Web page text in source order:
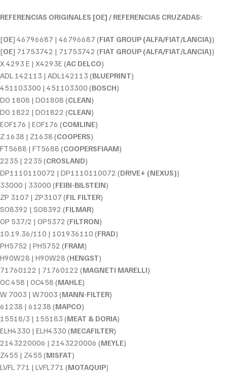
REFERENCIAS ORIGINALES [OE] / REFERENCIAS CRUZADAS:
[OE] 46796687 | 46796687 (FIAT GROUP (ALFA/FIAT/LANCIA))
[OE] 71753742 | 71753742 (FIAT GROUP (ALFA/FIAT/LANCIA))
X 4293 E | X4293E (AC DELCO)
ADL 142113 | ADL142113 (BLUEPRINT)
451103300 | 451103300 (BOSCH)
DO 1808 | DO1808 (CLEAN)
DO 1822 | DO1822 (CLEAN)
EOF176 | EOF176 (COMLINE)
Z 1638 | Z1638 (COOPERS)
FT5688 | FT5688 (COOPERSFIAAM)
2235 | 2235 (CROSLAND)
DP1110110072 | DP1110110072 (DR!VE+ (NEXUS))
33000 | 33000 (FEIBI-BILSTEIN)
ZP 3107 | ZP3107 (FIL FILTER)
SO8392 | SO8392 (FILMAR)
OP 537/2 | OP5372 (FILTRON)
10.19.36/110 | 101936110 (FRAD)
PH5752 | PH5752 (FRAM)
H90W28 | H90W28 (HENGST)
71760122 | 71760122 (MAGNETI MARELLI)
OC 458 | OC458 (MAHLE)
W 7003 | W7003 (MANN-FILTER)
61238 | 61238 (MAPCO)
15518/3 | 155183 (MEAT & DORIA)
ELH4330 | ELH4330 (MECAFILTER)
2143220006 | 2143220006 (MEYLE)
Z455 | Z455 (MISFAT)
LVFL 771 | LVFL771 (MOTAQUIP)